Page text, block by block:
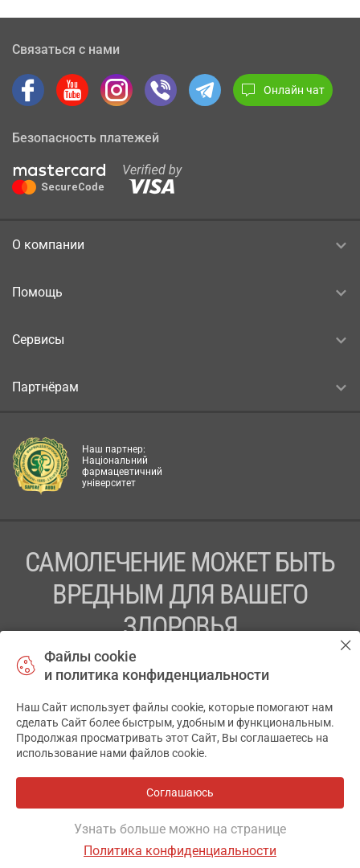
Связаться с нами
Онлайн чат
Безопасность платежей
О компании
Помощь
Сервисы
Партнёрам
Наш партнер:
Національний
фармацевтичний
університет
САМОЛЕЧЕНИЕ МОЖЕТ БЫТЬ
ВРЕДНЫМ ДЛЯ ВАШЕГО
ЗДОРОВЬЯ
ПЕРЕД ПРИМЕНЕНИЕМ ПРЕПАРАТА
ПРОКОНСУЛЬТИРУЙТЕСЬ С ВРАЧОМ
ТОВ «АПТЕКА 911.ЮА» Код ЄДРПОУ 43631965.
Отказ от ответственности
АПТЕКА911.ЮА
Файлы cookie
и политика конфиденциальности
Наш Сайт использует файлы cookie, которые помогают нам
сделать Сайт более быстрым, удобным и функциональным.
Продолжая просматривать этот Сайт, Вы соглашаетесь на
использование нами файлов cookie.
Соглашаюсь
Узнать больше можно на странице
Политика конфиденциальности
✕